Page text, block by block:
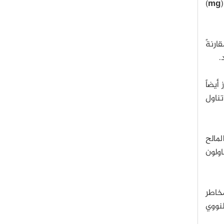
mg
)
الاحتمال تقریباً لتجاوز الحد عن 2,300 ملغ مقارنةً
مخاطر